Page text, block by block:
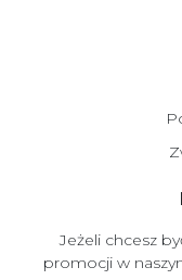
Jeżeli chcesz
promocji w